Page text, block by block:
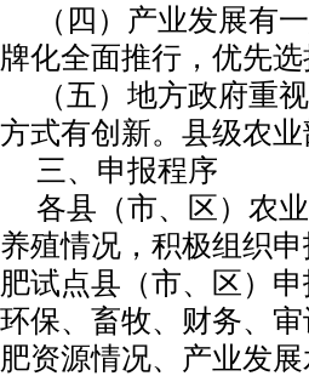
（四）产业发展有
牌化全面推行，优先
（五）地方政府重视
方式有创新。县级农
三、申报程序
各县（市、区）农
养殖情况，积极组织
肥试点县（市、区）
环保、畜牧、财务、
肥资源情况、产业发